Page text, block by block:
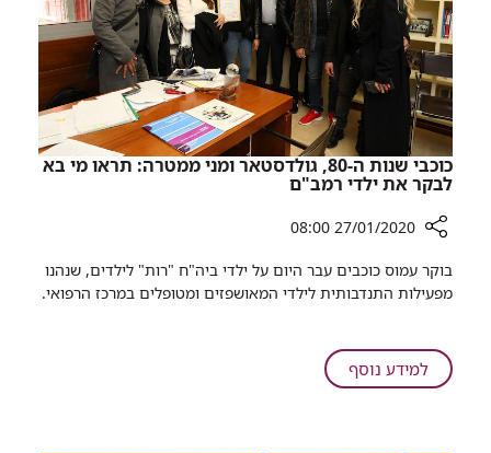
מוצלחת
ברמב"ם
כוכבי שנות ה-80, גולדסטאר ומני ממטרה: תראו מי בא
לבקר את ילדי רמב"ם
שיתוף
כוכבי
ה-80,
גולדסטאר
27/01/2020 08:00
בוקר עמוס כוכבים עבר היום על ילדי ביה"ח "רות" לילדים, שנהנו
מפעילות התנדבותית לילדי המאושפזים ומטופלים במרכז הרפואי.
למידע נוסףעל
כוכבי